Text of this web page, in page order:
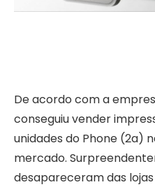
De acordo com a
conseguiu vender
unidades do Phone (2a)
mercado.
desapareceram das